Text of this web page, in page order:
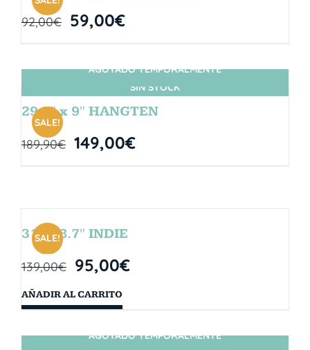
92,00€ 59,00€
SIN STOCK
SALE!
AGOTADO TEMPORALMENTE
29.5″ x 9″ HANGTEN
189,90€ 149,00€
SALE!
31″ x 8.7″ INDIE
139,00€ 95,00€
AÑADIR AL CARRITO
AGOTADO TEMPORALMENTE